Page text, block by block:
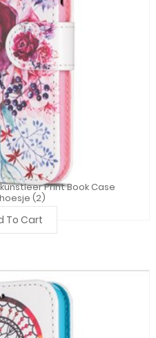
Print Book Case
(2)
To Cart